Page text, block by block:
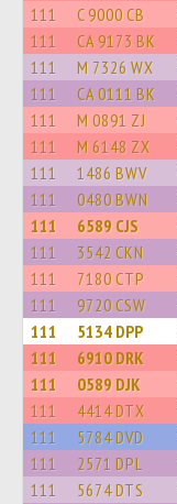
111 C 9000 CB
111 CA 9173 BK
111 M 7326 WX
111 CA 0111 BK
111 M 0891 ZJ
111 M 6148 ZX
111 1486 BWV
111 0480 BWN
111 6589 CJS
111 3542 CKN
111 7180 CTP
111 9720 CSW
111 5134 DPP
111 6910 DRK
111 0589 DJK
111 4414 DTX
111 5784 DVD
111 2571 DPL
111 5674 DTS